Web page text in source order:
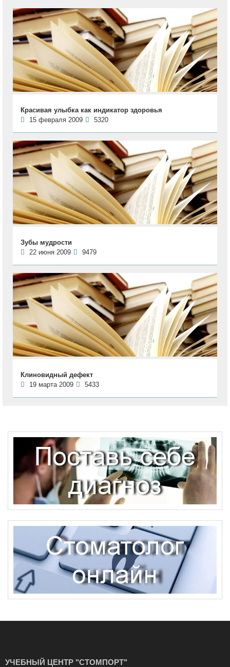
Красивая улыбка как индикатор здоровья
15 февраля 2009
5320
Зубы мудрости
22 июня 2009
9479
Клиновидный дефект
19 марта 2009
5433
УЧЕБНЫЙ ЦЕНТР "СТОМПОРТ"